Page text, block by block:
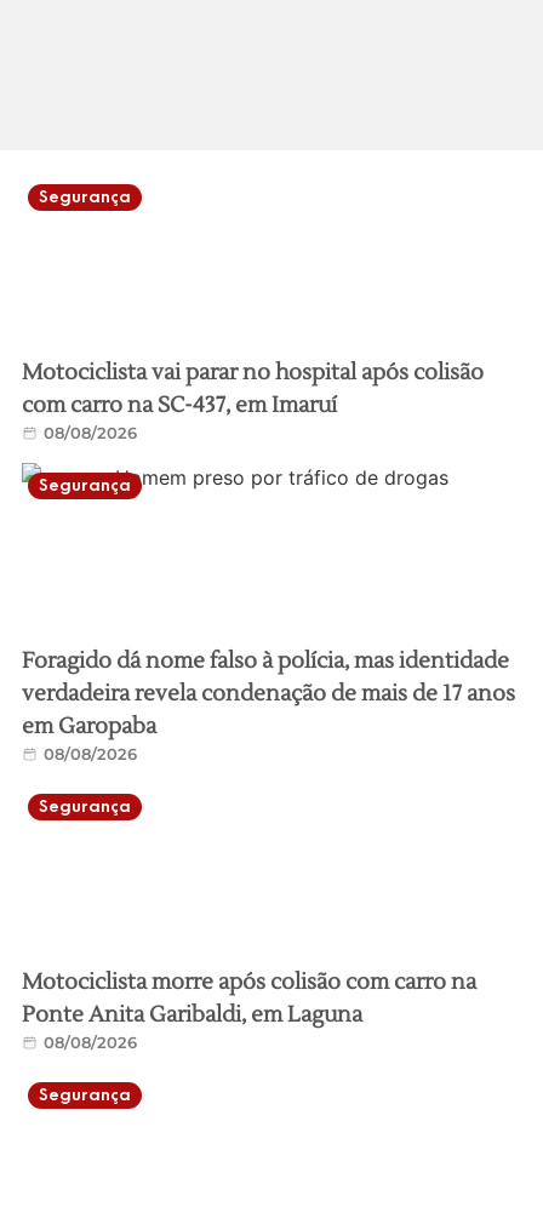
Segurança
Motociclista vai parar no hospital após colisão
com carro na SC-437, em Imaruí
08/08/2026
Segurança
Foragido dá nome falso à polícia, mas identidade
verdadeira revela condenação de mais de 17 anos
em Garopaba
08/08/2026
Segurança
Motociclista morre após colisão com carro na
Ponte Anita Garibaldi, em Laguna
08/08/2026
Segurança